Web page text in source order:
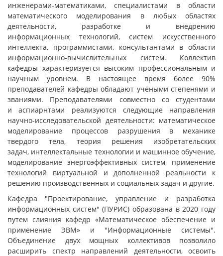
инженерами-математиками, специалистами в области
математического моделирования в любых областях
деятельности, разработке и внедрению
информационных технологий, систем искусственного
интеллекта, программистами, консультантами в области
информационно-вычислительных систем. Коллектив
кафедры характеризуется высоким профессиональным и
научным уровнем. В настоящее время более 90%
преподавателей кафедры обладают учёными степенями и
званиями. Преподавателями совместно со студентами
и аспиарнтами реализуются следующие направления
научно-исследовательской деятельности: математическое
моделирование процессов разрушения в механике
твердого тела, теория решения изобретательских
задач, интеллектальные технологии и машинное обучение,
моделирование энергоэффективных систем, применение
технологий виртуальной и дополненной реальности к
решению производственных и социальных задач и другие.
Кафедра "Проектирование, управление и разработка
информационных систем" (ПУРИС) образована в 2020 году
путем слияния кафедр «Математическое обеспечение и
применение ЭВМ» и "Информационные системы".
Объединение двух мощных коллективов позволило
расширить спектр направлений деятельности, освоить